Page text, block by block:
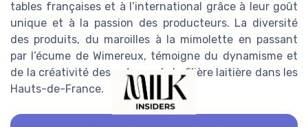
tables françaises et à l’international grâce à leur goût
unique et à la passion des producteurs. La diversité
des produits, du maroilles à la mimolette en passant
par l’écume de Wimereux, témoigne du dynamisme et
de la créativité des acteurs de la filière laitière dans les
Hauts-de-France.